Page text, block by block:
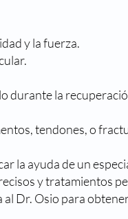
y la fuerza.
durante la
tendones, o
la ayuda de un
y tratamientos
Dr. Osio para